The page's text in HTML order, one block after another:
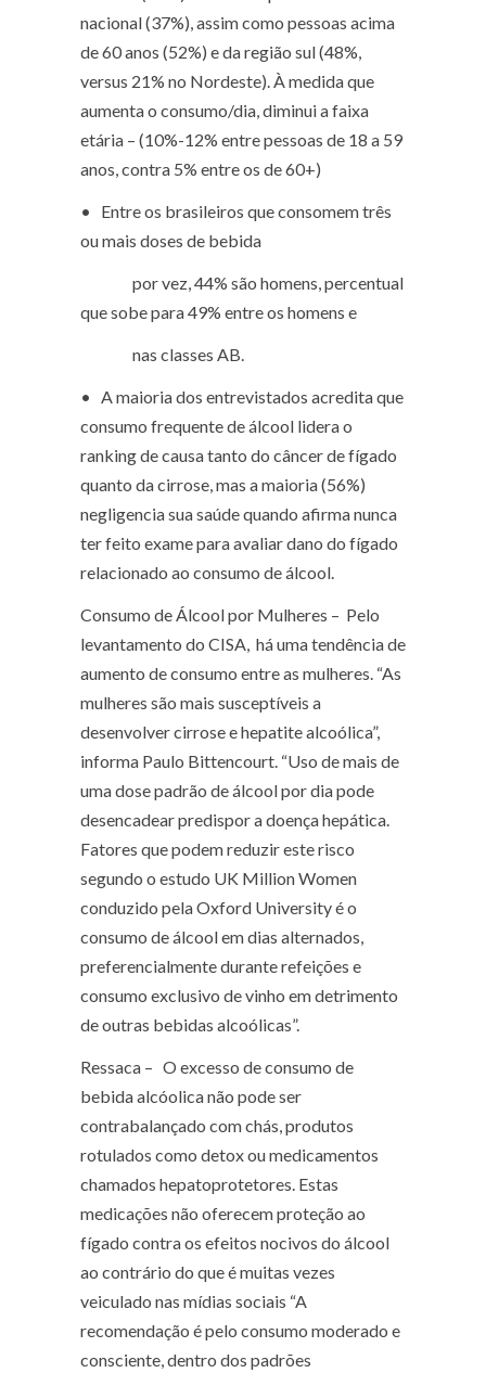
nacional (37%), assim como pessoas acima
de 60 anos (52%) e da região sul (48%,
versus 21% no Nordeste). À medida que
aumenta o consumo/dia, diminui a faixa
etária – (10%-12% entre pessoas de 18 a 59
anos, contra 5% entre os de 60+)
• Entre os brasileiros que consomem três
ou mais doses de bebida
por vez, 44% são homens, percentual
que sobe para 49% entre os homens e
nas classes AB.
• A maioria dos entrevistados acredita que
consumo frequente de álcool lidera o
ranking de causa tanto do câncer de fígado
quanto da cirrose, mas a maioria (56%)
negligencia sua saúde quando afirma nunca
ter feito exame para avaliar dano do fígado
relacionado ao consumo de álcool.
Consumo de Álcool por Mulheres – Pelo
levantamento do CISA, há uma tendência de
aumento de consumo entre as mulheres. “As
mulheres são mais susceptíveis a
desenvolver cirrose e hepatite alcoólica”,
informa Paulo Bittencourt. “Uso de mais de
uma dose padrão de álcool por dia pode
desencadear predispor a doença hepática.
Fatores que podem reduzir este risco
segundo o estudo UK Million Women
conduzido pela Oxford University é o
consumo de álcool em dias alternados,
preferencialmente durante refeições e
consumo exclusivo de vinho em detrimento
de outras bebidas alcoólicas”.
Ressaca – O excesso de consumo de
bebida alcóolica não pode ser
contrabalançado com chás, produtos
rotulados como detox ou medicamentos
chamados hepatoprotetores. Estas
medicações não oferecem proteção ao
fígado contra os efeitos nocivos do álcool
ao contrário do que é muitas vezes
veiculado nas mídias sociais “A
recomendação é pelo consumo moderado e
consciente, dentro dos padrões